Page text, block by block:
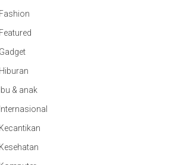
Fashion
Featured
Gadget
Hiburan
Ibu & anak
Internasional
Kecantikan
Kesehatan